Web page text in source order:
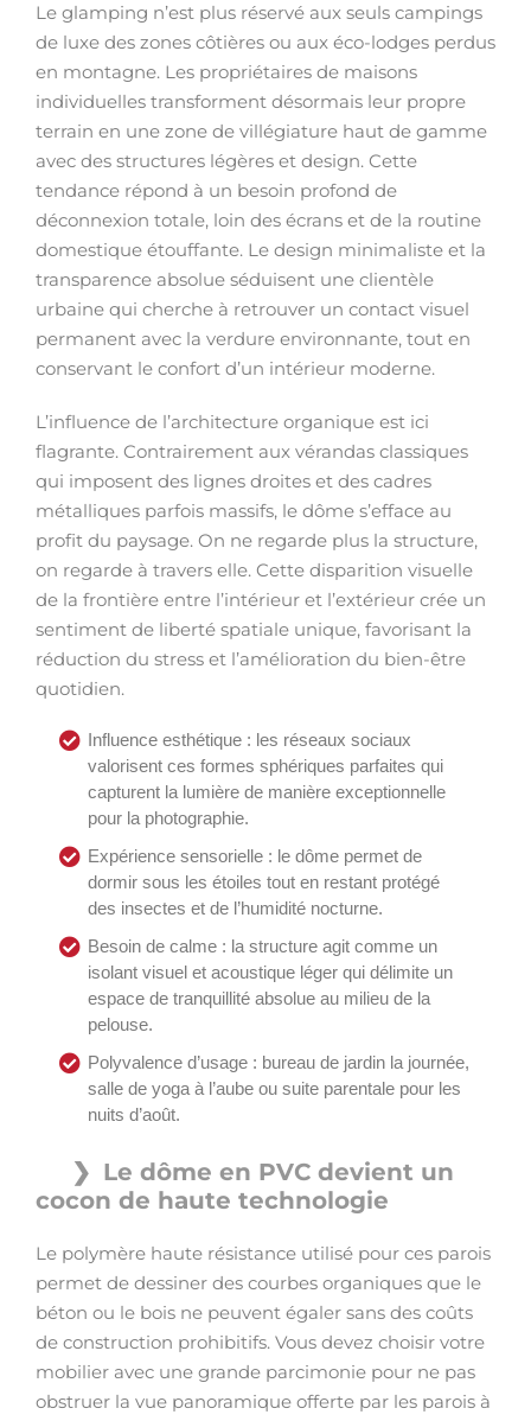
Le glamping n’est plus réservé aux seuls campings
de luxe des zones côtières ou aux éco-lodges perdus
en montagne. Les propriétaires de maisons
individuelles transforment désormais leur propre
terrain en une zone de villégiature haut de gamme
avec des structures légères et design. Cette
tendance répond à un besoin profond de
déconnexion totale, loin des écrans et de la routine
domestique étouffante. Le design minimaliste et la
transparence absolue séduisent une clientèle
urbaine qui cherche à retrouver un contact visuel
permanent avec la verdure environnante, tout en
conservant le confort d’un intérieur moderne.
L’influence de l’architecture organique est ici
flagrante. Contrairement aux vérandas classiques
qui imposent des lignes droites et des cadres
métalliques parfois massifs, le dôme s’efface au
profit du paysage. On ne regarde plus la structure,
on regarde à travers elle. Cette disparition visuelle
de la frontière entre l’intérieur et l’extérieur crée un
sentiment de liberté spatiale unique, favorisant la
réduction du stress et l’amélioration du bien-être
quotidien.
Influence esthétique : les réseaux sociaux
valorisent ces formes sphériques parfaites qui
capturent la lumière de manière exceptionnelle
pour la photographie.
Expérience sensorielle : le dôme permet de
dormir sous les étoiles tout en restant protégé
des insectes et de l’humidité nocturne.
Besoin de calme : la structure agit comme un
isolant visuel et acoustique léger qui délimite un
espace de tranquillité absolue au milieu de la
pelouse.
Polyvalence d’usage : bureau de jardin la journée,
salle de yoga à l’aube ou suite parentale pour les
nuits d’août.
Le dôme en PVC devient un
cocon de haute technologie
Le polymère haute résistance utilisé pour ces parois
permet de dessiner des courbes organiques que le
béton ou le bois ne peuvent égaler sans des coûts
de construction prohibitifs. Vous devez choisir votre
mobilier avec une grande parcimonie pour ne pas
obstruer la vue panoramique offerte par les parois à